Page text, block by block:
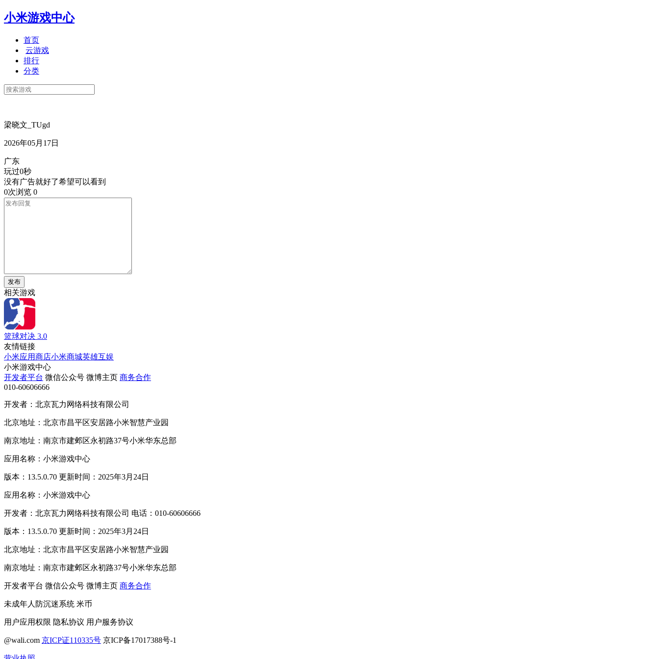
小米游戏中心
首页
云游戏
排行
分类
梁晓文_TUgd
2026年05月17日
广东
玩过0秒
没有广告就好了希望可以看到
0次浏览 0
发布
相关游戏
篮球对决 3.0
友情链接
小米应用商店小米商城英雄互娱
小米游戏中心
开发者平台 微信公众号 微博主页 商务合作
010-60606666
开发者：北京瓦力网络科技有限公司
北京地址：北京市昌平区安居路小米智慧产业园
南京地址：南京市建邺区永初路37号小米华东总部
应用名称：小米游戏中心
版本：13.5.0.70 更新时间：2025年3月24日
应用名称：小米游戏中心
开发者：北京瓦力网络科技有限公司 电话：010-60606666
版本：13.5.0.70 更新时间：2025年3月24日
北京地址：北京市昌平区安居路小米智慧产业园
南京地址：南京市建邺区永初路37号小米华东总部
开发者平台 微信公众号 微博主页 商务合作
未成年人防沉迷系统 米币
用户应用权限 隐私协议 用户服务协议
@wali.com 京ICP证110335号 京ICP备17017388号-1